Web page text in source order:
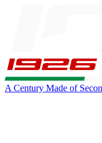
A Century Made of